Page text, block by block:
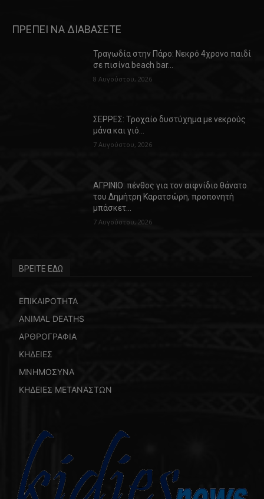
ΠΡΕΠΕΙ ΝΑ ΔΙΑΒΑΣΕΤΕ
Τραγωδία στην Πάρο: Νεκρό 4χρονο παιδί
σε πισίνα beach bar…
8 Αυγούστου, 2026
ΣΕΡΡΕΣ: Τροχαίο δυστύχημα με νεκρούς
μάνα και γιό…
7 Αυγούστου, 2026
ΑΓΡΙΝΙΟ: πένθος για τον αιφνίδιο θάνατο
του Δημήτρη Καρατσώρη, προπονητή
μπάσκετ…
7 Αυγούστου, 2026
ΒΡΕΙΤΕ ΕΔΩ
ΕΠΙΚΑΙΡΟΤΗΤΑ
ANIMAL DEATHS
ΑΡΘΡΟΓΡΑΦΙΑ
ΚΗΔΕΙΕΣ
ΜΝΗΜΟΣΥΝΑ
ΚΗΔΕΙΕΣ ΜΕΤΑΝΑΣΤΩΝ